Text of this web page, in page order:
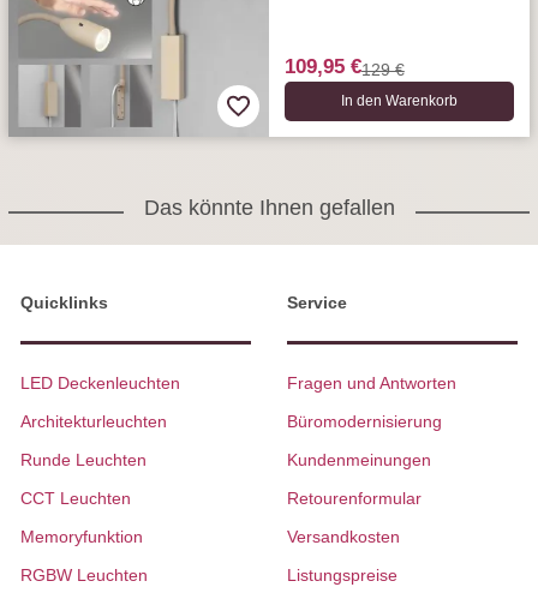
109,95 €129 €
In den Warenkorb
Das könnte Ihnen gefallen
Quicklinks
LED Deckenleuchten
Architekturleuchten
Runde Leuchten
CCT Leuchten
Memoryfunktion
RGBW Leuchten
Service
Fragen und Antworten
Büromodernisierung
Kundenmeinungen
Retourenformular
Versandkosten
Listungspreise